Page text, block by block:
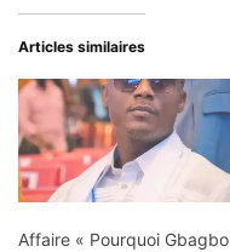
Articles similaires
Affaire « Pourquoi Gbagbo